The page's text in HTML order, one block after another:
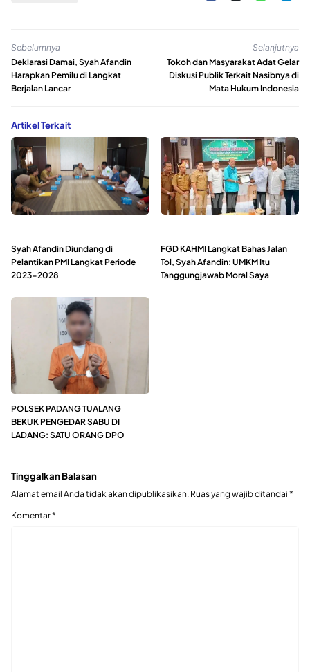
Sebelumnya
Deklarasi Damai, Syah Afandin
Harapkan Pemilu di Langkat
Berjalan Lancar
Selanjutnya
Tokoh dan Masyarakat Adat Gelar
Diskusi Publik Terkait Nasibnya di
Mata Hukum Indonesia
Artikel Terkait
Syah Afandin Diundang di
Pelantikan PMI Langkat Periode
2023-2028
FGD KAHMI Langkat Bahas Jalan
Tol, Syah Afandin: UMKM Itu
Tanggungjawab Moral Saya
POLSEK PADANG TUALANG
BEKUK PENGEDAR SABU DI
LADANG: SATU ORANG DPO
Tinggalkan Balasan
Alamat email Anda tidak akan dipublikasikan. Ruas yang wajib ditandai *
Komentar*